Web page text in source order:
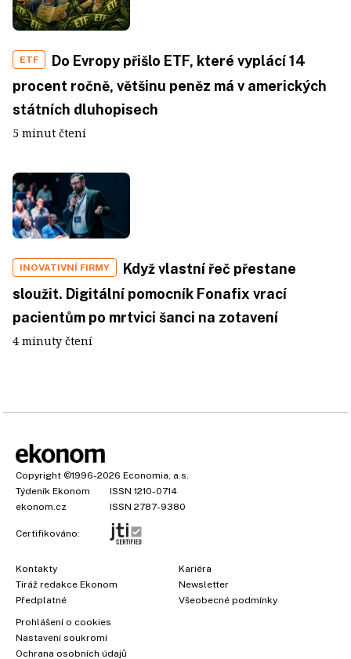
ETF
Do Evropy přišlo ETF, které vyplácí 14
procent ročně, většinu peněz má v amerických
státních dluhopisech
5 minut čtení
INOVATIVNÍ FIRMY
Když vlastní řeč přestane
sloužit. Digitální pomocník Fonafix vrací
pacientům po mrtvici šanci na zotavení
4 minuty čtení
Copyright ©1996-2026 Economia, a.s.
Týdeník Ekonom
ISSN 1210-0714
ekonom.cz
ISSN 2787-9380
Certifikováno:
Kontakty
Tiráž redakce Ekonom
Předplatné
Kariéra
Newsletter
Všeobecné podmínky
Prohlášení o cookies
Nastavení soukromí
Ochrana osobních údajů